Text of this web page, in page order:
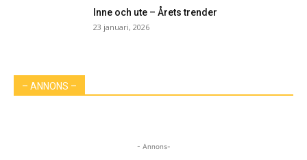
Inne och ute – Årets trender
23 januari, 2026
– ANNONS –
- Annons-